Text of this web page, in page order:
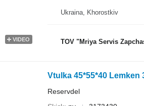
VIDEO
Ukraina, Khorostkiv
TOV "Mriya Servis
Vtulka 45*55*40 Lemken
Reservdel